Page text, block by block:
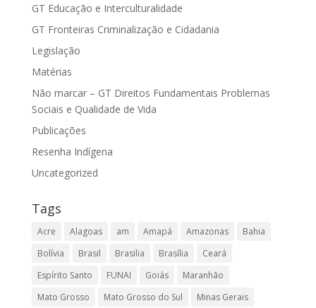
GT Educação e Interculturalidade
GT Fronteiras Criminalização e Cidadania
Legislação
Matérias
Não marcar – GT Direitos Fundamentais Problemas
Sociais e Qualidade de Vida
Publicações
Resenha Indígena
Uncategorized
Tags
Acre Alagoas am Amapá Amazonas
Bahia
Bolívia
Brasil Brasilia Brasília
Ceará
Espírito Santo
FUNAI Goiás
Maranhão
Mato Grosso
Mato Grosso do Sul
Minas Gerais